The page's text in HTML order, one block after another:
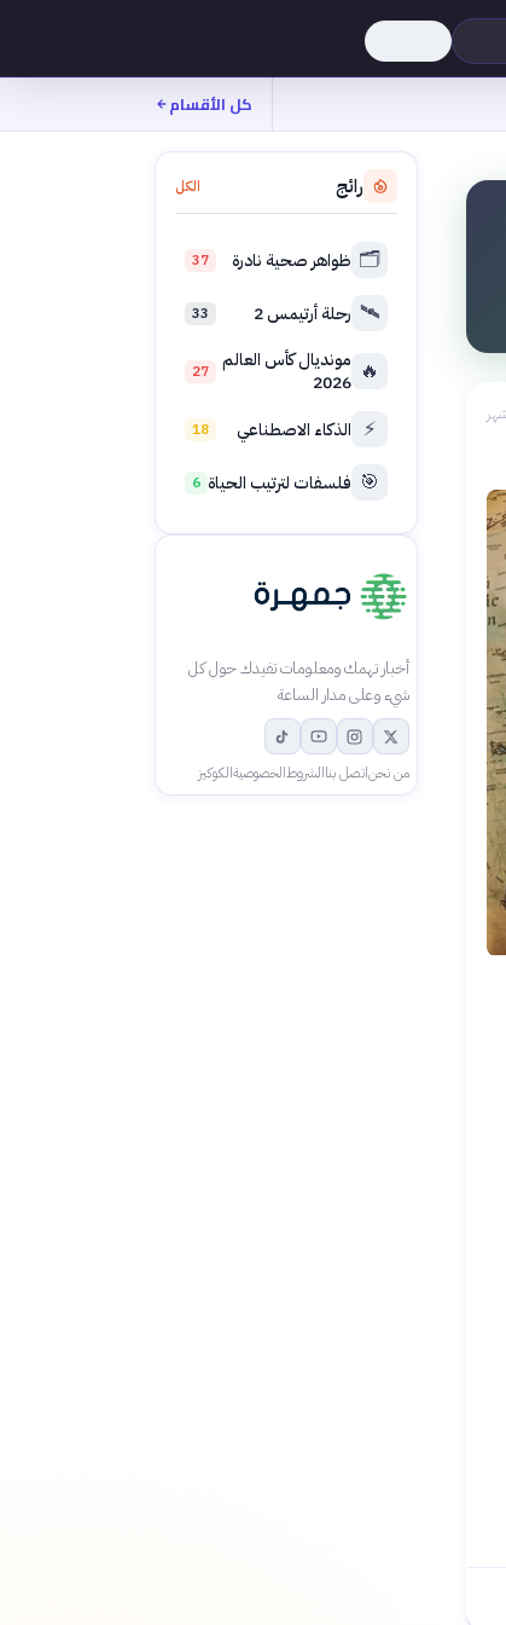
كل الأقسام
رائج الكل
🗂️ ظواهر صحية نادرة 37
🛰️ رحلة أرتيمس 2 33
🔥 مونديال كأس العالم
2026
27
⚡ الذكاء الاصطناعي 18
🎯 فلسفات لترتيب الحياة 6
أخبار تهمك ومعلومات تفيدك حول كل
شيء وعلى مدار الساعة
من نحناتصل بناالشروطالخصوصيةالكوكيز